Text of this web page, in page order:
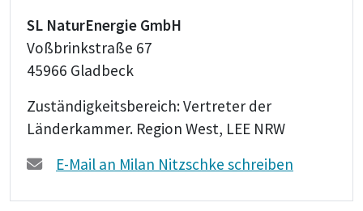
SL NaturEnergie GmbH
Voßbrinkstraße 67
45966 Gladbeck
Zuständigkeitsbereich: Vertreter der
Länderkammer. Region West, LEE NRW
E-Mail an Milan Nitzschke schreiben